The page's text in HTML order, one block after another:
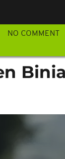
NO COMMENT